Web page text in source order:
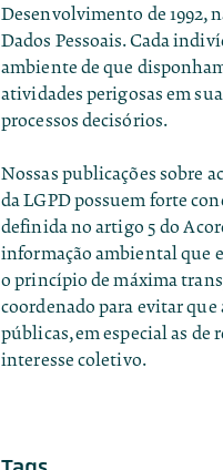
Desenvolvimento de 1992,
Dados Pessoais. Cada
ambiente de que
atividades perigosas em
processos decisórios.
Nossas publicações sobre
da LGPDpossuem forte
definida no artigo 5 do
informação ambiental que
o princípio de máxima
coordenado para evitar
públicas, em especial as
interesse coletivo.